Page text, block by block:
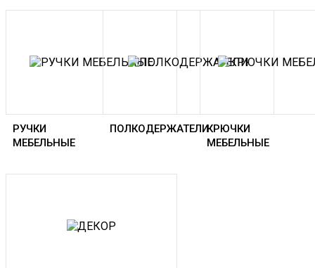
РУЧКИ
МЕБЕЛЬНЫЕ
ПОЛКОДЕРЖАТЕЛИКРЮЧКИ
МЕБЕЛЬНЫЕ